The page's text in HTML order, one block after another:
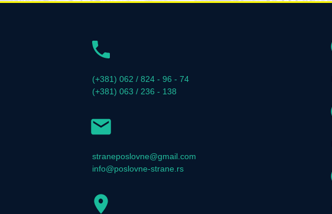
(+381) 062 / 824 - 96 - 74
(+381) 063 / 236 - 138
straneposlovne@gmail.com
info@poslovne-strane.rs